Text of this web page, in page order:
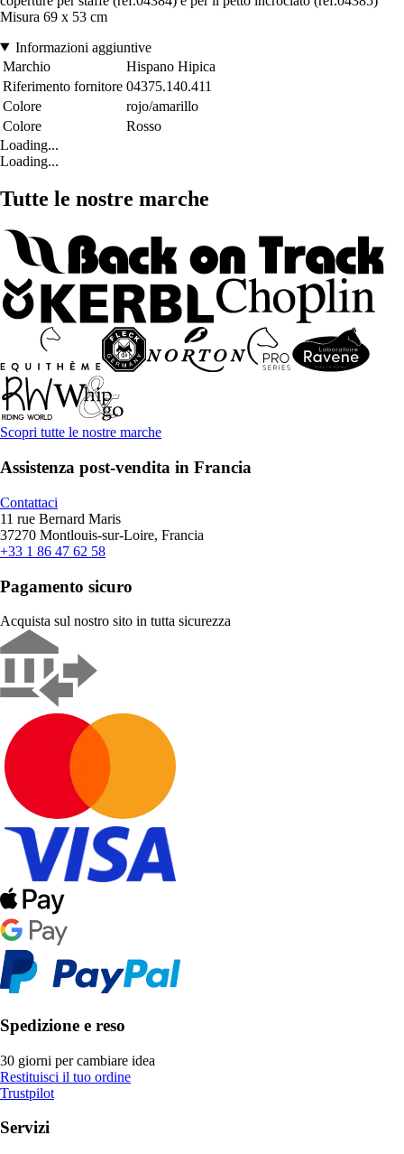
Misura 69 x 53 cm
Informazioni aggiuntive
Marchio
Hispano Hipica
Riferimento fornitore 04375.140.411
Colore
rojo/amarillo
Colore
Rosso
Loading...
Loading...
Tutte le nostre marche
Scopri tutte le nostre marche
Assistenza post-vendita in Francia
Contattaci
11 rue Bernard Maris
37270 Montlouis-sur-Loire, Francia
+33 1 86 47 62 58
Pagamento sicuro
Acquista sul nostro sito in tutta sicurezza
Spedizione e reso
30 giorni per cambiare idea
Restituisci il tuo ordine
Trustpilot
Servizi